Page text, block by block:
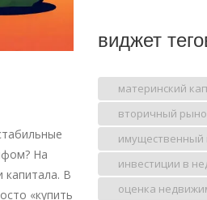
На
капитала. В
«купить
виджет
материнский
вторичный
имущественный
инвестиции в
оценка